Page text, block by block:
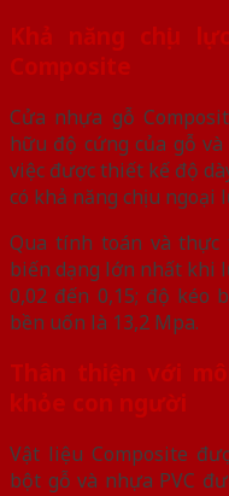
Khả năng chịu
Composite
Cửa nhựa gỗ
hữu độ cứng của gỗ
việc được thiết kế độ
có khả năng chịu ngoại
Qua tính toán và thực
biến dạng lớn nhất khi
0,02 đến 0,15; độ kéo
bền uốn là 13,2 Mpa.
Thân thiện với
khỏe con người
Vật liệu Composite
bột gỗ và nhựa PVC